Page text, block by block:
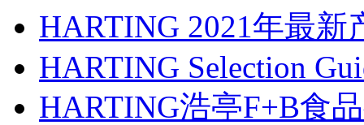
HARTING 2021年最
HARTING Selection
HARTING浩亭F+B食